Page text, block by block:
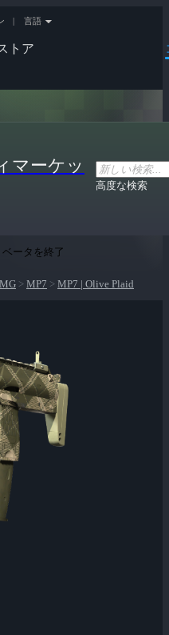
トア
| 言語
マーケッ
高度な検索
ータを終了
> MP7 > MP7 | Olive Plaid